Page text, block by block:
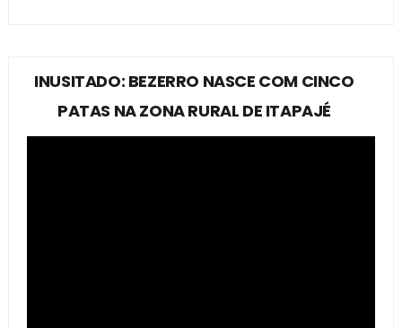
INUSITADO: BEZERRO NASCE COM CINCO
PATAS NA ZONA RURAL DE ITAPAJÉ